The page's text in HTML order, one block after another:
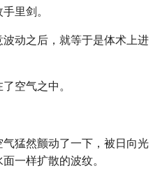
里剑。
动之后，就等于是体术上进
空气之中。
猛然颤动了一下，被日向光
一样扩散的波纹。